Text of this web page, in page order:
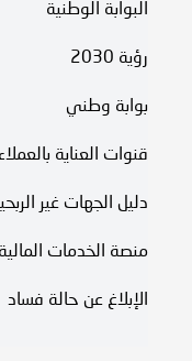
البوابة الوطنية
رؤية 2030
بوابة وطني
قنوات العناية
دليل الجهات غير
منصة الخدمات
الإبلاغ عن حالة فساد